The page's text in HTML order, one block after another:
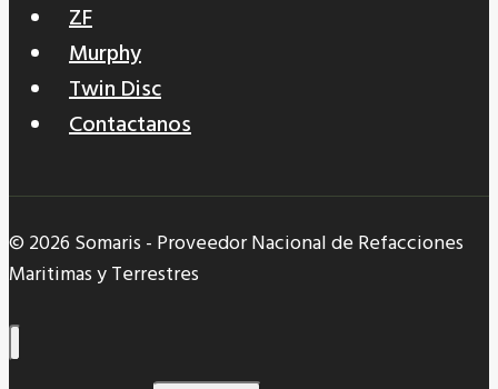
ZF
Murphy
Twin Disc
Contactanos
© 2026 Somaris - Proveedor Nacional de Refacciones
Maritimas y Terrestres